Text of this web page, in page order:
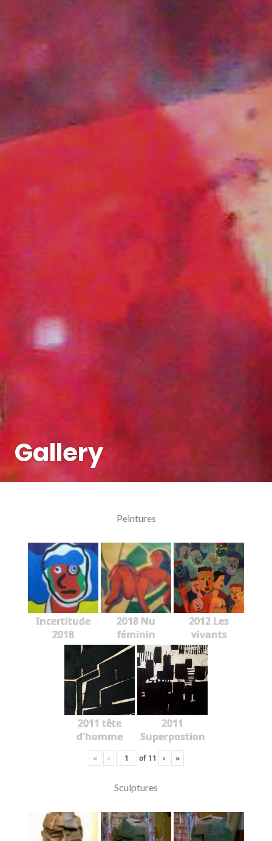
Gallery
Peintures
Incertitude
2018
2018 Nu
féminin
2012 Les
vivants
2011 tête
d'homme
2011
Superpostion
« ‹ of 11 › »
Sculptures